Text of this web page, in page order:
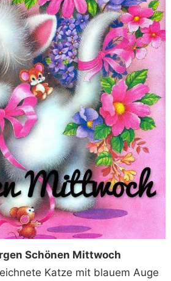
Schönen Mittwoch
Katze mit blauem Auge